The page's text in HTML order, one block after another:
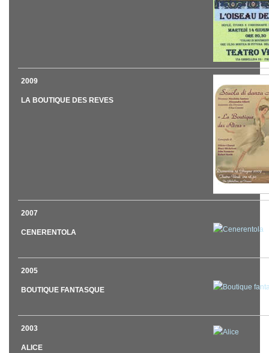
2009
LA BOUTIQUE DES REVES
2007
CENERENTOLA
2005
BOUTIQUE FANTASQUE
2003
ALICE